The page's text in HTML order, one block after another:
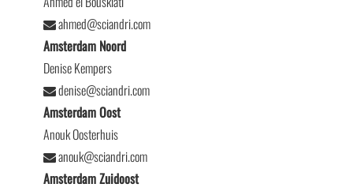
ahmed@sciandri.com
Amsterdam Noord
Denise Kempers
denise@sciandri.com
Amsterdam Oost
Anouk Oosterhuis
anouk@sciandri.com
Amsterdam Zuidoost